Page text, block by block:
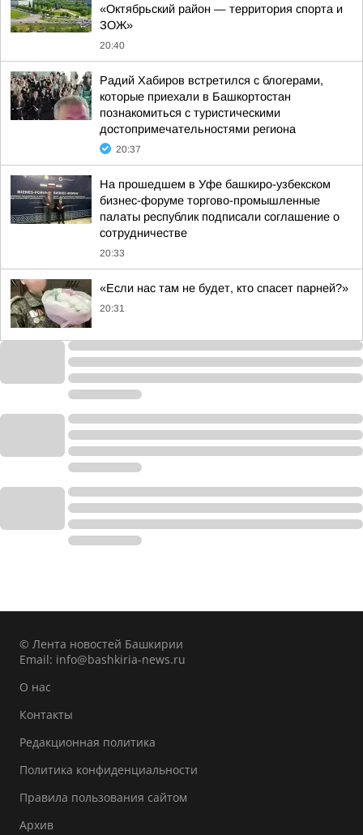
«Октябрьский район — территория спорта и
ЗОЖ»
20:40
Радий Хабиров встретился с блогерами,
которые приехали в Башкортостан
познакомиться с туристическими
достопримечательностями региона
20:37
На прошедшем в Уфе башкиро-узбекском
бизнес-форуме торгово-промышленные
палаты республик подписали соглашение о
сотрудничестве
20:33
«Если нас там не будет, кто спасет парней?»
20:31
© Лента новостей Башкирии
Email: info@bashkiria-news.ru
О нас
Контакты
Редакционная политика
Политика конфиденциальности
Правила пользования сайтом
Архив